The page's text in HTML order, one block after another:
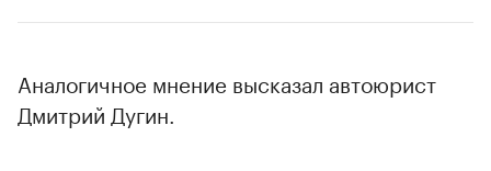
Аналогичное мнение высказал автоюрист
Дмитрий Дугин.